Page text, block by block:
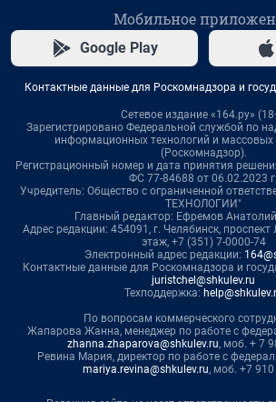
Мобильное
Google Play
Контактные данные для Роскомнадзора и
Сетевое издание «164.ру»
Зарегистрировано Федеральной службой по
информационных технологий и
(Роскомнадзор).
Регистрационный номер и дата принятия
ФС 77-84688 от 06.02.2023 г.
Учредитель: Общество с ограниченной
ТЕХНОЛОГИИ"
Главный редактор: Ефремов
Адрес редакции: 454091, г. Челябинск, проспект
этаж, +7 (351) 7-0000-74
Электронный адрес редакции:
Контактные данные для Роскомнадзора и
juristchel@shkulev.ru
Техподдержка:
По вопросам коммерческого
Жапарова Жанна, менеджер по работе с
zhanna.zhaparova@shkulev.ru, моб. + 7
Ревина Мария, директор по работе с
mariya.revina@shkulev.ru, моб. +7